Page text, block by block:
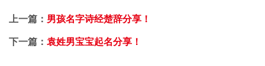
上一篇： 男孩名字诗经楚辞分享！
下一篇： 袁姓男宝宝起名分享！